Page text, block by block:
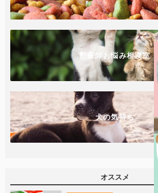
獣医師お悩み相談室
犬の気持ち
オススメ